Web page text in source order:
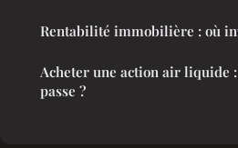
Rentabilité immobilière : où
Acheter une action air liquide
passe ?